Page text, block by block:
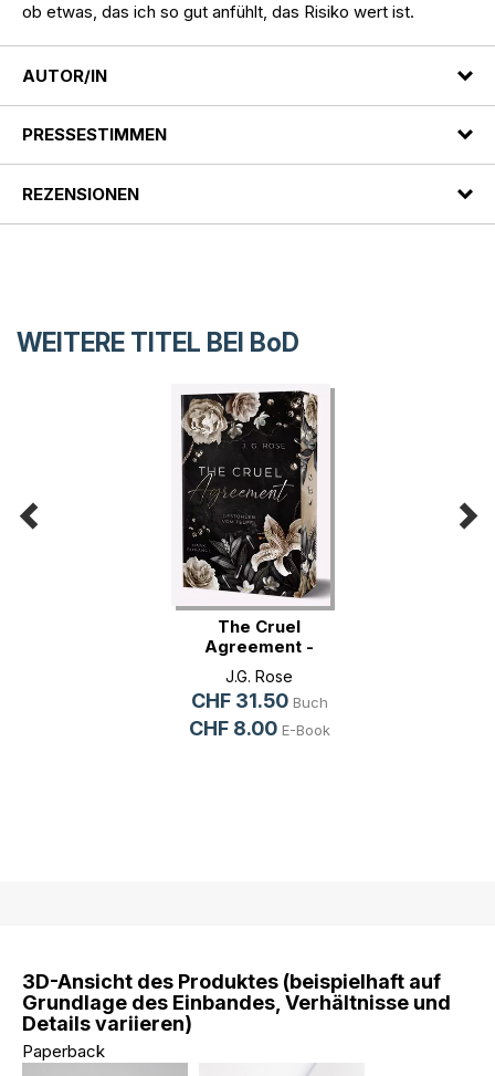
ob etwas, das ich so gut anfühlt, das Risiko wert ist.
AUTOR/IN
PRESSESTIMMEN
REZENSIONEN
WEITERE TITEL BEI BoD
The Cruel
Agreement -
Gestohlen vo(...)
J.G. Rose
CHF 31.50 Buch
CHF 8.00 E-Book
3D-Ansicht des Produktes (beispielhaft auf
Grundlage des Einbandes, Verhältnisse und
Details variieren)
Paperback